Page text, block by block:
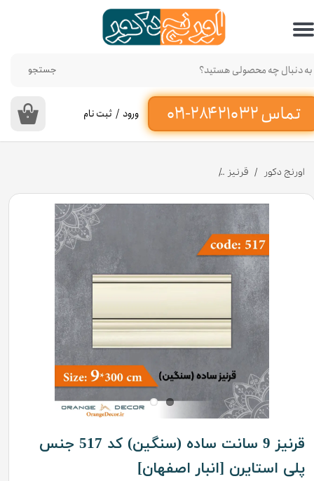
تماس ۳۲ ۲۱۰ ۲۸۴-۰۲۱‌
جستجو
۰ ورود / ثبت نام
حساب کاربری من
تغییر گذر واژه
سفارشات
خروج از حساب کاربری
اورنج دکور قرنیز
قرنیز 9 سانت ساده (سنگین) کد 517 جنس
پلی استایرن [انبار اصفهان]